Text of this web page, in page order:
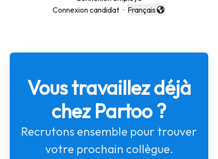
Connexion candidat ·
Changer la langue
Français
Vous travaillez déjà
chez Partoo ?
Recrutons ensemble pour trouver
votre prochain collègue.